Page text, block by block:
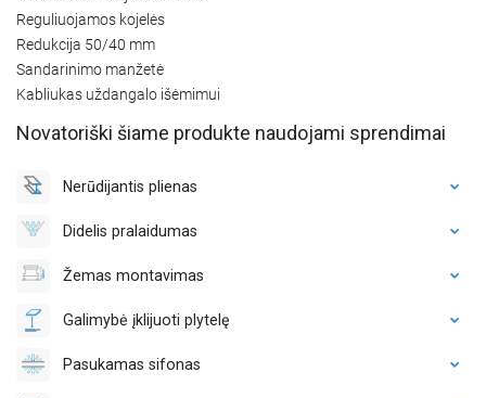
Reguliuojamos kojelės
Redukcija 50/40 mm
Sandarinimo manžetė
Kabliukas uždangalo išėmimui
Novatoriški šiame produkte naudojami sprendimai
Nerūdijantis plienas
Didelis pralaidumas
Žemas montavimas
Galimybė įklijuoti plytelę
Pasukamas sifonas